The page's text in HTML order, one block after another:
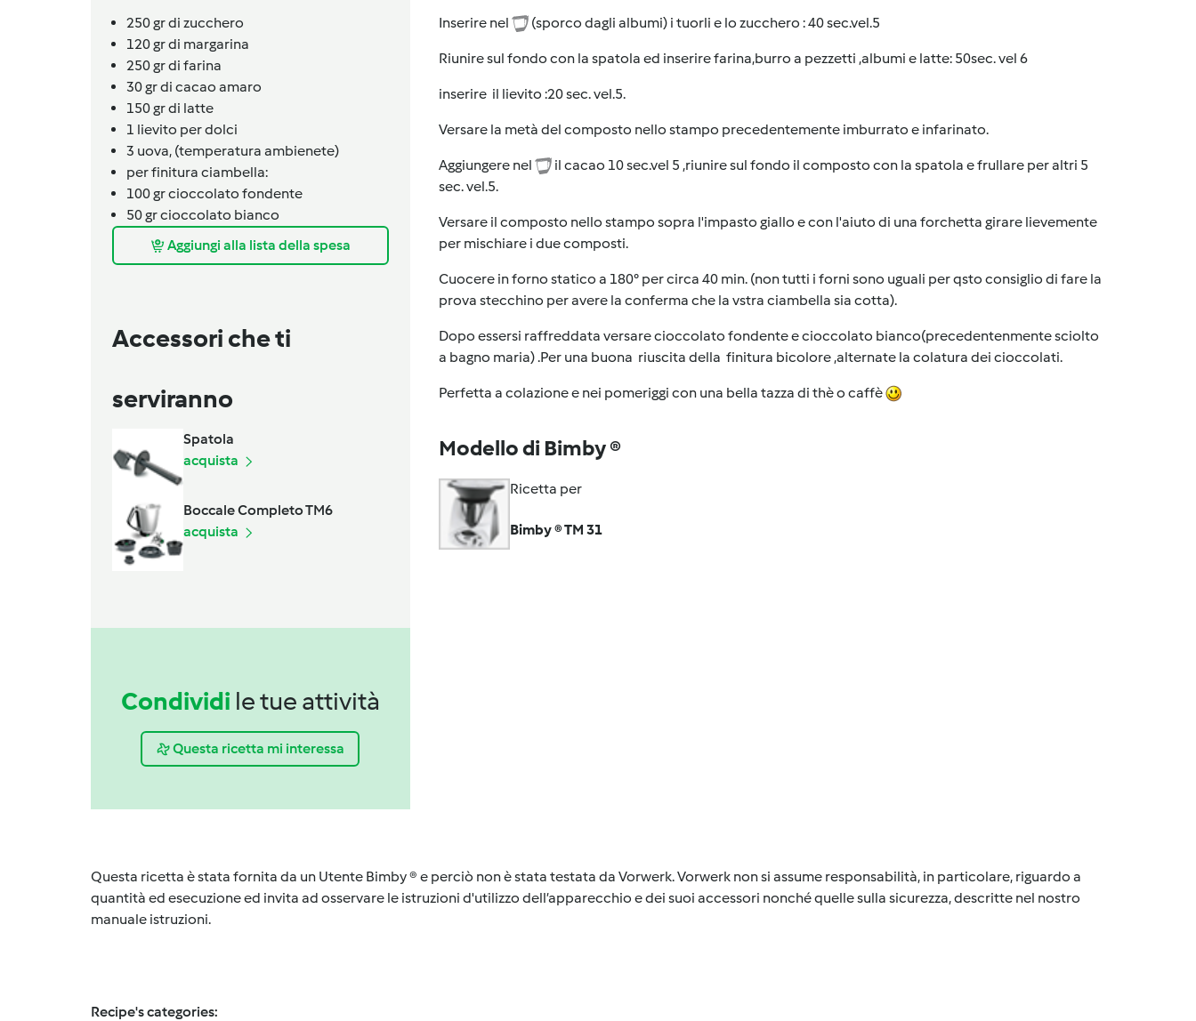
250 gr di zucchero
120 gr di margarina
250 gr di farina
30 gr di cacao amaro
150 gr di latte
1 lievito per dolci
3 uova, (temperatura ambienete)
per finitura ciambella:
100 gr cioccolato fondente
50 gr cioccolato bianco
Aggiungi alla lista della spesa
Accessori che ti
serviranno
Spatola
acquista
Boccale Completo TM6
acquista
Condividi le tue attività
Questa ricetta mi interessa
Inserire nel (sporco dagli albumi) i tuorli e lo zucchero : 40 sec.vel.5
Riunire sul fondo con la spatola ed inserire farina,burro a pezzetti ,albumi e latte: 50sec. vel 6
inserire il lievito :20 sec. vel.5.
Versare la metà del composto nello stampo precedentemente imburrato e infarinato.
Aggiungere nel
il cacao 10 sec.vel 5 ,riunire sul fondo il composto con la spatola e frullare per altri 5
sec. vel.5.
Versare il composto nello stampo sopra l'impasto giallo e con l'aiuto di una forchetta girare lievemente
per mischiare i due composti.
Cuocere in forno statico a 180° per circa 40 min. (non tutti i forni sono uguali per qsto consiglio di fare la
prova stecchino per avere la conferma che la vstra ciambella sia cotta).
Dopo essersi raffreddata versare cioccolato fondente e cioccolato bianco(precedentenmente sciolto
a bagno maria) .Per una buona riuscita della finitura bicolore ,alternate la colatura dei cioccolati.
Perfetta a colazione e nei pomeriggi con una bella tazza di thè o caffè
Modello di Bimby ®
Ricetta per
Bimby ® TM 31
Questa ricetta è stata fornita da un Utente Bimby ® e perciò non è stata testata da Vorwerk. Vorwerk non si assume responsabilità, in particolare, riguardo a
quantità ed esecuzione ed invita ad osservare le istruzioni d'utilizzo dell’apparecchio e dei suoi accessori nonché quelle sulla sicurezza, descritte nel nostro
manuale istruzioni.
Recipe's categories: